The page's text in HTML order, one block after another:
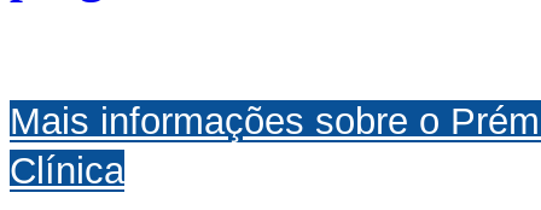
Mais informações sobre o
Clínica